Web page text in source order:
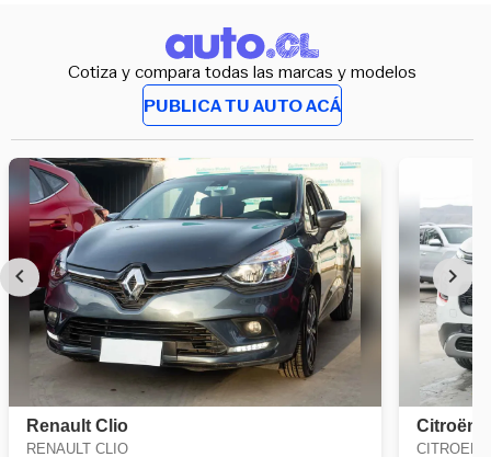
Cotiza y compara todas las marcas y modelos
PUBLICA TU AUTO ACÁ